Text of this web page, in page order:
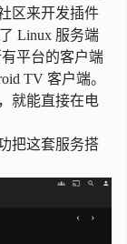
区来开发插件
Linux 服务端
平台的客户端
TV 客户端。
就能直接在电
把这套服务搭